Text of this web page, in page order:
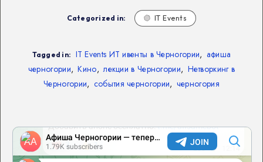
Categorized in: IT Events
Tagged in: IT Events ИТ ивенты в Черногории, афиша
черногории, Кино, лекции в Черногории, Нетворкинг в
Черногории, события черногории, черногория